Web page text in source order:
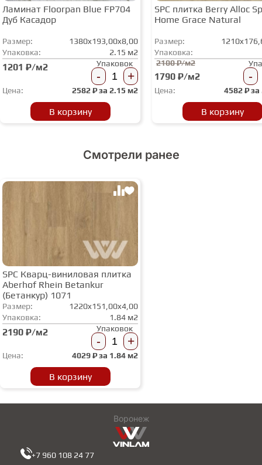
Ламинат Floorpan Blue FP704
Дуб Касадор
Размер:
1380x193,00x8,00
Упаковка:
2.15 м2
1201 ₽/м2 Упаковок
- +
Цена: 2582₽ за 2.15 м2
В корзину
SPC плитка Berry Alloc
Home Grace Natural
Размер:
Упаковка:
2100 ₽/м2
1790 ₽/м2 -
Цена: 4582₽ за
В корзину
Смотрели ранее
SPC Кварц-виниловая плитка
Aberhof Rhein Betankur
(Бетанкур) 1071
Размер:
1220x151,00x4,00
Упаковка:
1.84 м2
2190 ₽/м2 Упаковок
- +
Цена: 4029₽ за 1.84 м2
В корзину
Воронеж
+7 960 108 24 77